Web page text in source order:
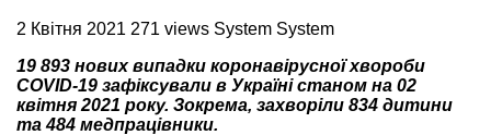
2 Квітня 2021 271 views System System
19 893 нових випадки коронавірусної хвороби
COVID-19 зафіксували в Україні станом на 02
квітня 2021 року. Зокрема, захворіли 834 дитини
та 484 медпрацівники.